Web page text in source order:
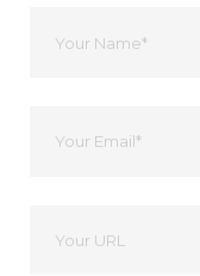
Name
Email
Website